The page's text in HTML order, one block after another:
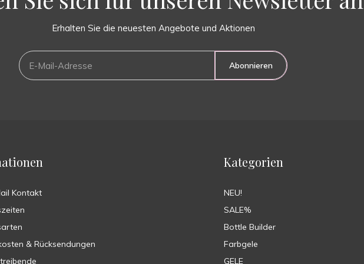
Erhalten Sie die neuesten Angebote und Aktionen
Abonnieren
Kontakt
& Rücksendungen
Kategorien
NEU!
SALE%
Bottle Builder
Farbgele
GELE